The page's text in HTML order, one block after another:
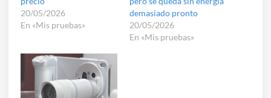
20/05/2026
En «Mis pruebas»
demasiado pronto
20/05/2026
En «Mis pruebas»